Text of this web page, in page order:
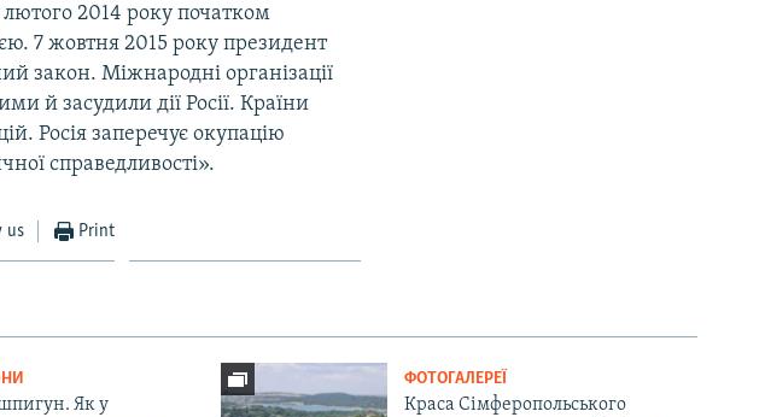
2014 року початком
7 жовтня 2015 року президент
закон. Міжнародні організації
й засудили дії Росії. Країни
Росія заперечує окупацію
справедливості».
us Print
Як у
ФОТОГАЛЕРЕЇ
Краса Сімферопольського